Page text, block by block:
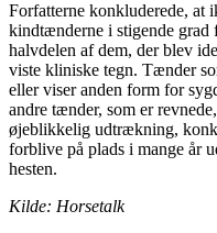
Forfatterne konkluderede, at
kindtænderne i stigende grad
halvdelen af dem, der blev
viste kliniske tegn. Tænder
eller viser anden form for
andre tænder, som er
øjeblikkelig udtrækning,
forblive på plads i mange år
hesten.
Kilde: Horsetalk